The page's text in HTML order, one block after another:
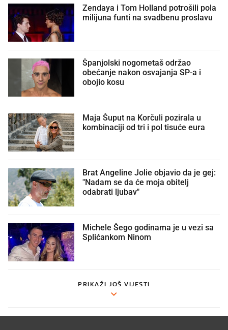
Zendaya i Tom Holland potrošili pola
milijuna funti na svadbenu proslavu
Španjolski nogometaš održao
obećanje nakon osvajanja SP-a i
obojio kosu
Maja Šuput na Korčuli pozirala u
kombinaciji od tri i pol tisuće eura
Brat Angeline Jolie objavio da je gej:
"Nadam se da će moja obitelj
odabrati ljubav"
Michele Šego godinama je u vezi sa
Splićankom Ninom
PRIKAŽI JOŠ VIJESTI